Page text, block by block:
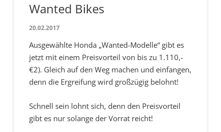
Wanted Bikes
20.02.2017
Ausgewählte Honda „Wanted-Modelle“ gibt es
jetzt mit einem Preisvorteil von bis zu 1.110,-
€2). Gleich auf den Weg machen und einfangen,
denn die Ergreifung wird großzügig belohnt!
Schnell sein lohnt sich, denn den Preisvorteil
gibt es nur solange der Vorrat reicht!